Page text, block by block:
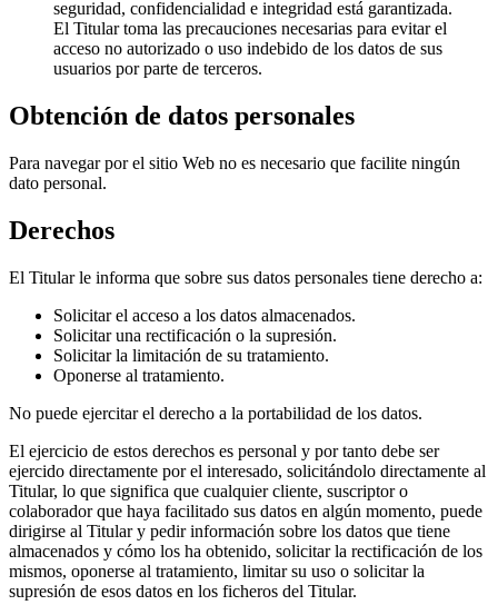
seguridad, confidencialidad e integridad está garantizada.
El Titular toma las precauciones necesarias para evitar el
acceso no autorizado o uso indebido de los datos de sus
usuarios por parte de terceros.
Obtención de datos personales
Para navegar por el sitio Web no es necesario que facilite ningún
dato personal.
Derechos
El Titular le informa que sobre sus datos personales tiene derecho a:
Solicitar el acceso a los datos almacenados.
Solicitar una rectificación o la supresión.
Solicitar la limitación de su tratamiento.
Oponerse al tratamiento.
No puede ejercitar el derecho a la portabilidad de los datos.
El ejercicio de estos derechos es personal y por tanto debe ser
ejercido directamente por el interesado, solicitándolo directamente al
Titular, lo que significa que cualquier cliente, suscriptor o
colaborador que haya facilitado sus datos en algún momento, puede
dirigirse al Titular y pedir información sobre los datos que tiene
almacenados y cómo los ha obtenido, solicitar la rectificación de los
mismos, oponerse al tratamiento, limitar su uso o solicitar la
supresión de esos datos en los ficheros del Titular.